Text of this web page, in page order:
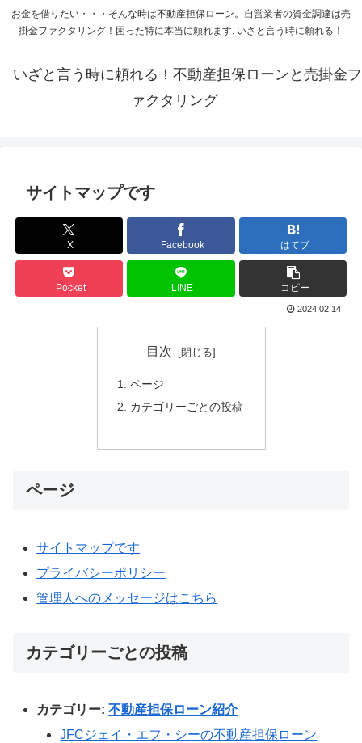
お金を借りたい・・・そんな時は不動産担保ローン。自営業者の資金調達は売
掛金ファクタリング！困った特に本当に頼れます. いざと言う時に頼れる！
いざと言う時に頼れる！不動産担保ローンと売掛金フ
ァクタリング
サイトマップです
X Facebook はてブ
Pocket LINE コピー
2024.02.14
目次
ページ
カテゴリーごとの投稿
ページ
サイトマップです
プライバシーポリシー
管理人へのメッセージはこちら
カテゴリーごとの投稿
カテゴリー:不動産担保ローン紹介
JFCジェイ・エフ・シーの不動産担保ローン